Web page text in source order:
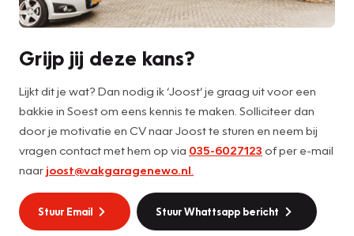
Grijp jij deze kans?
Lijkt dit je wat? Dan nodig ik ‘Joost’ je graag uit voor een
bakkie in Soest om eens kennis te maken. Solliciteer dan
door je motivatie en CV naar Joost te sturen en neem bij
vragen contact met hem op via 035-6027123 of per e-mail
naar joost@vakgaragenewo.nl
Stuur Email Stuur Whattsapp bericht